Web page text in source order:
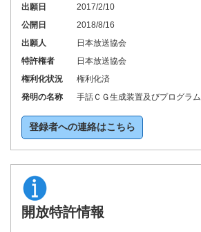
出願日
2017/2/10
公開日
2018/8/16
出願人
日本放送協会
特許権者
日本放送協会
権利化状況
権利化済
発明の名称
手話ＣＧ生成装置及びプログラム
登録者への連絡はこちら
開放特許情報